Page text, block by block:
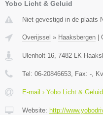
Yobo Licht & Geluid
Niet gevestigd in de plaats
Overijssel » Haaksbergen
Ulenholt 16, 7482 LK
Tel: 06-20846653, Fax: -,
E-mail › Yobo Licht & Geluid
Website: http://